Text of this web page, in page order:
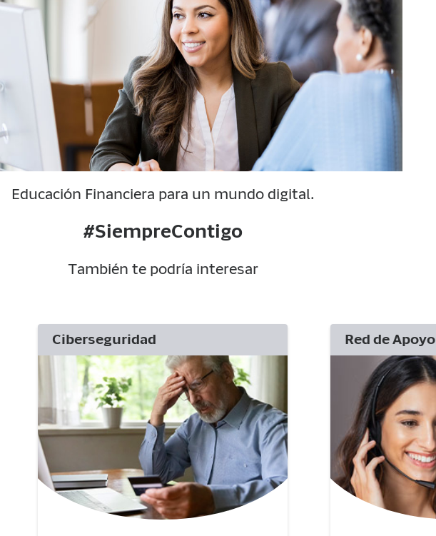
Educación Financiera para un mundo digital.
#SiempreContigo
También te podría interesar
Ciberseguridad Red de Apoyo